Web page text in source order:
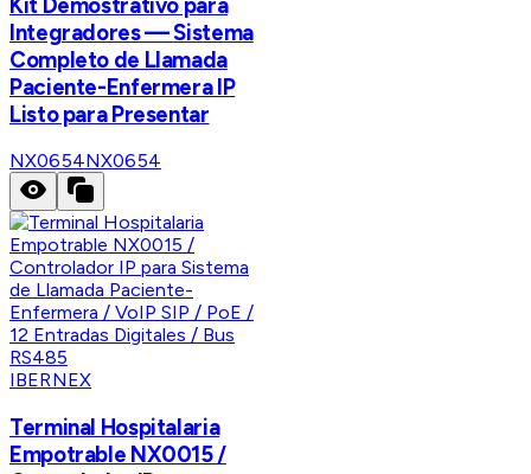
Integradores — Sistema
Completo de Llamada
Paciente-Enfermera IP
Listo para Presentar
NX0654NX0654
IBERNEX
Terminal Hospitalaria
Empotrable NX0015 /